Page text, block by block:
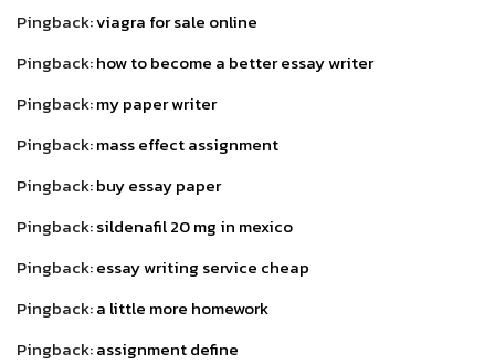
Pingback:viagra for sale online
Pingback:how to become a better essay writer
Pingback:my paper writer
Pingback:mass effect assignment
Pingback:buy essay paper
Pingback:sildenafil 20 mg in mexico
Pingback:essay writing service cheap
Pingback:a little more homework
Pingback:assignment define